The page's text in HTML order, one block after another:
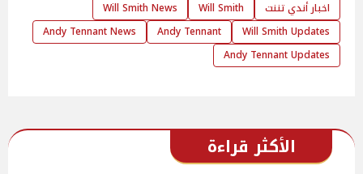
اخبار أندي تننت
Will Smith
Will Smith News
Will Smith Updates
Andy Tennant
Andy Tennant News
Andy Tennant Updates
الأكثر قراءة